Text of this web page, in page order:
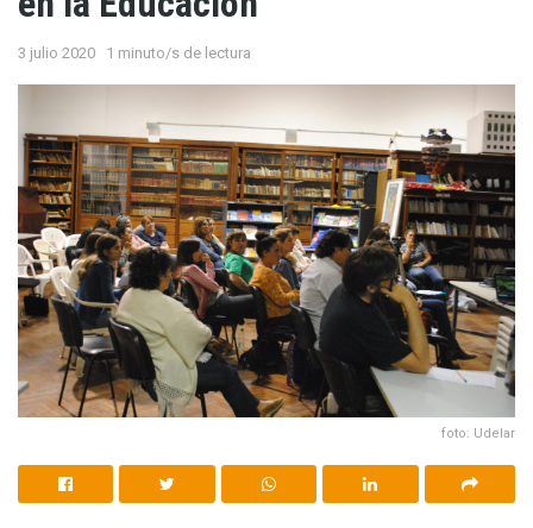
3 julio 2020 1 minuto/s de lectura
foto: Udelar